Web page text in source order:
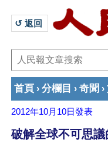
↺ 返回
首頁 › 分欄目 › 奇聞 ›
2012年10月10日發表
破解全球不可思議